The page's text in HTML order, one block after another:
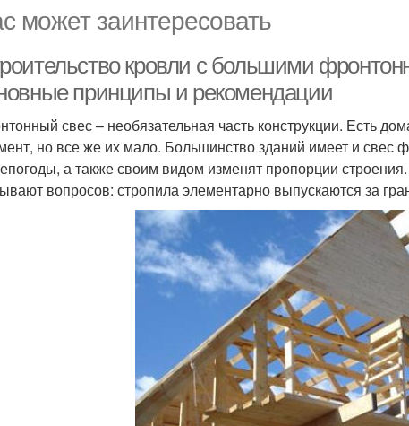
может заинтересовать
кровли с большими
принципы и рекомендации
свес – необязательная часть конструкции. Есть
но все же их мало. Большинство зданий имеет и свес
а также своим видом изменят пропорции
вопросов: стропила элементарно выпускаются за